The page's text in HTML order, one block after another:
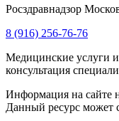
Росздравнадзор
8 (916) 256-76-76
Медицинские услуги
консультация
Информация на сайте
Данный ресурс может